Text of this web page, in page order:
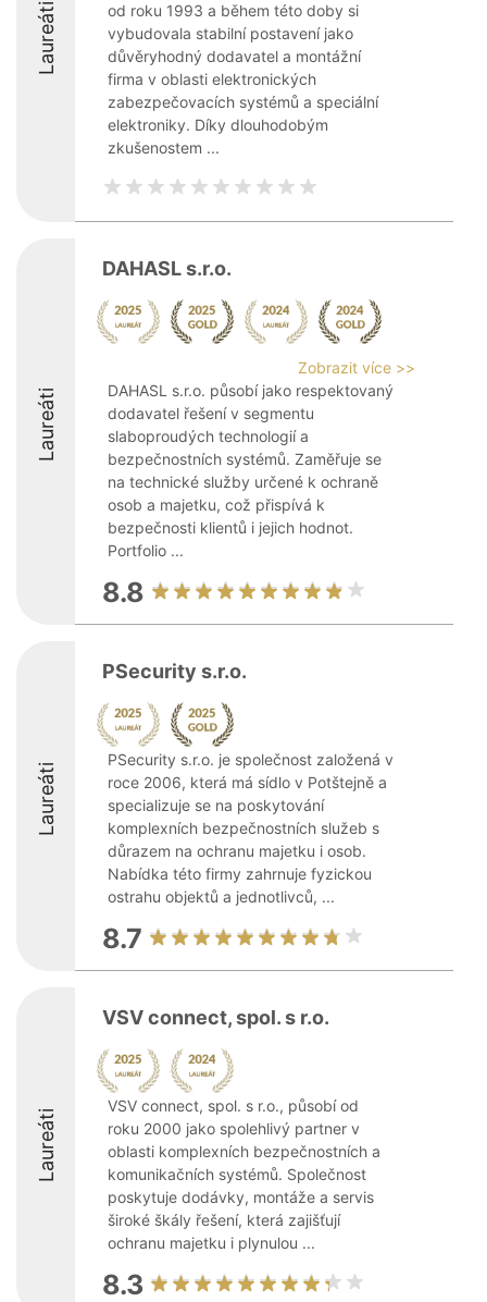
Laureáti
od roku 1993 a během této doby si
vybudovala stabilní postavení jako
důvěryhodný dodavatel a montážní
firma v oblasti elektronických
zabezpečovacích systémů a speciální
elektroniky. Díky dlouhodobým
zkušenostem ...
Laureáti
DAHASL s.r.o.
Zobrazit více >>
DAHASL s.r.o. působí jako respektovaný
dodavatel řešení v segmentu
slaboproudých technologií a
bezpečnostních systémů. Zaměřuje se
na technické služby určené k ochraně
osob a majetku, což přispívá k
bezpečnosti klientů i jejich hodnot.
Portfolio ...
8.8
Laureáti
PSecurity s.r.o.
PSecurity s.r.o. je společnost založená v
roce 2006, která má sídlo v Potštejně a
specializuje se na poskytování
komplexních bezpečnostních služeb s
důrazem na ochranu majetku i osob.
Nabídka této firmy zahrnuje fyzickou
ostrahu objektů a jednotlivců, ...
8.7
Laureáti
VSV connect, spol. s r.o.
VSV connect, spol. s r.o., působí od
roku 2000 jako spolehlivý partner v
oblasti komplexních bezpečnostních a
komunikačních systémů. Společnost
poskytuje dodávky, montáže a servis
široké škály řešení, která zajišťují
ochranu majetku i plynulou ...
8.3